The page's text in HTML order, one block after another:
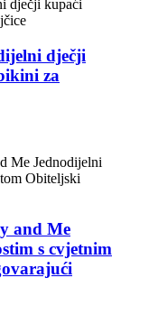
dječji
za
and Me
s cvjetnim